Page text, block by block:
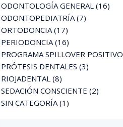
ODONTOLOGÍA GENERAL(16)
ODONTOPEDIATRÍA(7)
ORTODONCIA(17)
PERIODONCIA(16)
PROGRAMA SPILLOVER POSITIVO
PRÓTESIS DENTALES (3)
RIOJADENTAL(8)
SEDACIÓN CONSCIENTE (2)
SIN CATEGORÍA(1)